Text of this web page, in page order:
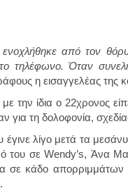
ενοχλήθηκε από τον
τηλέφωνο. Όταν
η εισαγγελέας της
την ίδια ο 22χρονος
για τη δολοφονία,
έγινε λίγο μετά τα
του σε Wendy’s, Άνα
σε κάδο απορριμμάτων